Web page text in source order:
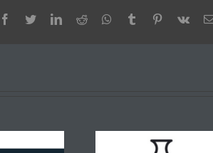
Facebook
TwitterLinkedIn
Reddit Whatsapp
Tumblr Pinterest
Vk